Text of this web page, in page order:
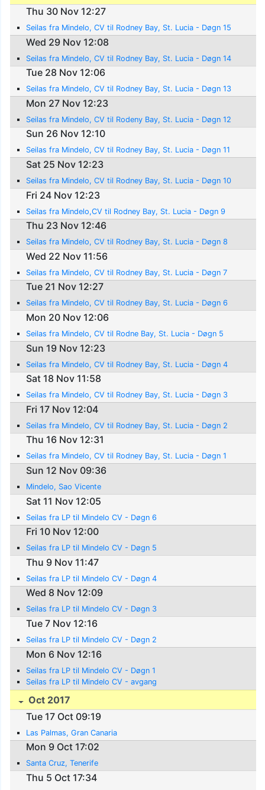
Thu 30 Nov 12:27
Seilas fra Mindelo, CV til Rodney Bay, St. Lucia - Døgn 15
Wed 29 Nov 12:08
Seilas fra Mindelo, CV til Rodney Bay, St. Lucia - Døgn 14
Tue 28 Nov 12:06
Seilas fra Mindelo, CV til Rodney Bay, St. Lucia - Døgn 13
Mon 27 Nov 12:23
Seilas fra Mindelo, CV til Rodeny Bay, St. Lucia - Døgn 12
Sun 26 Nov 12:10
Seilas fra Mindelo, CV til Rodney Bay, St. Lucia - Døgn 11
Sat 25 Nov 12:23
Seilas fra Mindelo, CV til Rodney Bay, St. Lucia - Døgn 10
Fri 24 Nov 12:23
Seilas fra Mindelo,CV til Rodney Bay, St. Lucia - Døgn 9
Thu 23 Nov 12:46
Seilas fra Mindelo, CV til Rodney Bay, St. Lucia - Døgn 8
Wed 22 Nov 11:56
Seilas fra Mindelo, CV til Rodney Bay, St. Lucia - Døgn 7
Tue 21 Nov 12:27
Seilas fra Mindelo, CV til Rodney Bay, St. Lucia - Døgn 6
Mon 20 Nov 12:06
Seilas fra Mindelo, CV til Rodne Bay, St. Lucia - Døgn 5
Sun 19 Nov 12:23
Seilas fra Mindelo, CV til Rodney Bay, St. Lucia - Døgn 4
Sat 18 Nov 11:58
Seilas fra Mindelo, CV til Rodney Bay, St. Lucia - Døgn 3
Fri 17 Nov 12:04
Seilas fra Mindelo, CV til Rodney Bay, St. Lucia - Døgn 2
Thu 16 Nov 12:31
Seilas fra Mindelo, CV til Rodney Bay, St. Lucia - Døgn 1
Sun 12 Nov 09:36
Mindelo, Sao Vicente
Sat 11 Nov 12:05
Seilas fra LP til Mindelo CV - Døgn 6
Fri 10 Nov 12:00
Seilas fra LP til Mindelo CV - Døgn 5
Thu 9 Nov 11:47
Seilas fra LP til Mindelo CV - Døgn 4
Wed 8 Nov 12:09
Seilas fra LP til Mindelo CV - Døgn 3
Tue 7 Nov 12:16
Seilas fra LP til Mindelo CV - Døgn 2
Mon 6 Nov 12:16
Seilas fra LP til Mindelo CV - Døgn 1
Seilas fra LP til Mindelo CV - avgang
Oct 2017
Tue 17 Oct 09:19
Las Palmas, Gran Canaria
Mon 9 Oct 17:02
Santa Cruz, Tenerife
Thu 5 Oct 17:34